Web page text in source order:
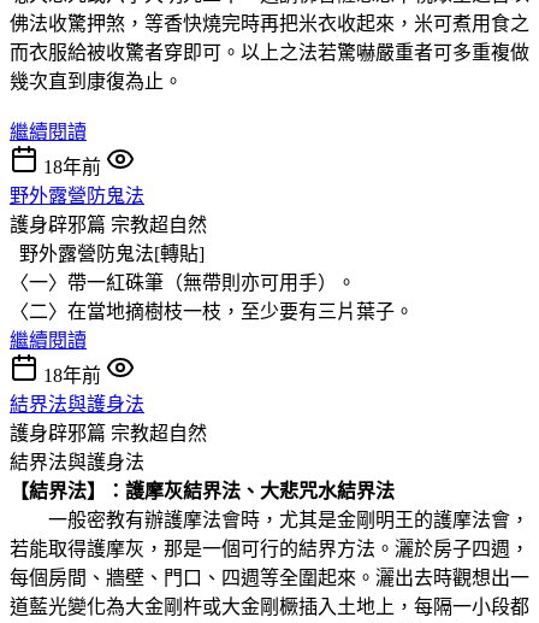
佛法收驚押煞，等香快燒完時再把米衣收起來，米可煮用食之
而衣服給被收驚者穿即可。以上之法若驚嚇嚴重者可多重複做
幾次直到康復為止。
繼續閱讀
18年前
野外露營防鬼法
護身辟邪篇 宗教超自然
野外露營防鬼法[轉貼]
〈一〉帶一紅硃筆（無帶則亦可用手）。
〈二〉在當地摘樹枝一枝，至少要有三片葉子。
繼續閱讀
18年前
結界法與護身法
護身辟邪篇 宗教超自然
結界法與護身法
【結界法】：護摩灰結界法、大悲咒水結界法
一般密教有辦護摩法會時，尤其是金剛明王的護摩法會，
若能取得護摩灰，那是一個可行的結界方法。灑於房子四週，
每個房間、牆壁、門口、四週等全圍起來。灑出去時觀想出一
道藍光變化為大金剛杵或大金剛橛插入土地上，每隔一小段都